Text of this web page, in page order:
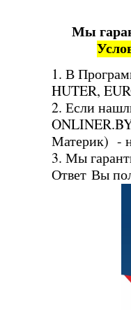
Мы
1. В
HUTER,
2. Если
Материк) -
3. Мы
Ответ Вы